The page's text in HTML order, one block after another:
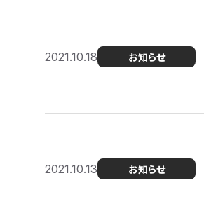
2021.10.18 お知らせ
2021.10.13 お知らせ